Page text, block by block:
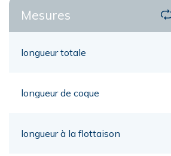
Mesures
longueur totale
longueur de coque
longueur à la flottaison